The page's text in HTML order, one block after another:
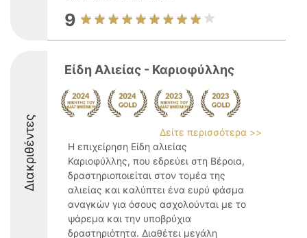
9
Διακριθέντες
Είδη Αλιείας - Καριοφύλλης
Δείτε περισσότερα >>
Η επιχείρηση Είδη αλιείας
Καριοφύλλης, που εδρεύει στη Βέροια,
δραστηριοποιείται στον τομέα της
αλιείας και καλύπτει ένα ευρύ φάσμα
αναγκών για όσους ασχολούνται με το
ψάρεμα και την υποβρύχια
δραστηριότητα. Διαθέτει μεγάλη